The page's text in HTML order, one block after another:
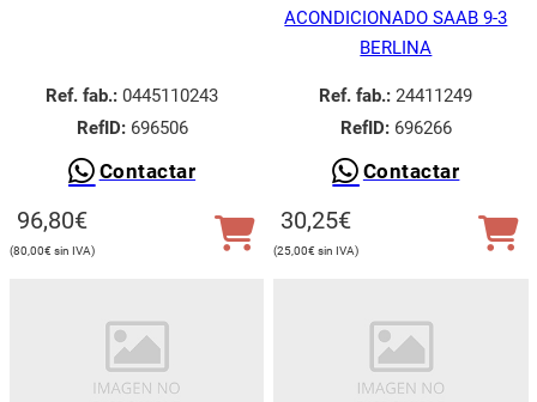
Ref. fab.: 0445110243
RefID:696506
Contactar
96,80€
80,00€
ACONDICIONADO SAAB 9-3
BERLINA
Ref. fab.: 24411249
RefID:696266
Contactar
30,25€
25,00€